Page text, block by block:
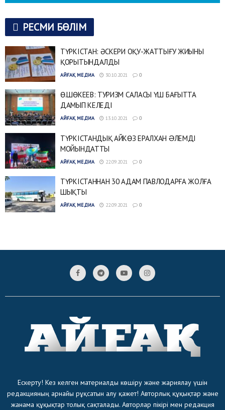
РЕСМИ БӨЛІМ
ТҮРКІСТАН: ӘСКЕРИ ОҚУ-ЖАТТЫҒУ ЖИЫНЫ
ҚОРЫТЫНДАЛДЫ
АЙҒАҚ МЕДИА 30.10.2021 0
Ө.ШӨКЕЕВ: ТУРИЗМ САЛАСЫ ҮШ БАҒЫТТА
ДАМЫП КЕЛЕДІ
АЙҒАҚ МЕДИА 13.10.2021 0
ТҮРКІСТАНДЫҚ АЙКӨЗ ЕРАЛХАН ƏЛЕМДІ
МОЙЫНДАТТЫ
АЙҒАҚ МЕДИА 22.09.2021 0
ТҮРКІСТАННАН 30 АДАМ ПАВЛОДАРҒА ЖОЛҒА
ШЫҚТЫ
АЙҒАҚ МЕДИА 22.09.2021 0
Ескерту! Кез келген материалды көшіру және жариялау үшін
редакцияның арнайы рұқсатын алу қажет! Авторлық құқықтар және
жанама құқықтар толық сақталады. Авторлар пікірі мен редакция